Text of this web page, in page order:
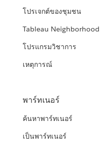
โปรเจกต์ของชุมชน
Tableau Neighborhood
โปรแกรมวิชาการ
เหตุการณ์
พาร์ทเนอร์
ค้นหาพาร์ทเนอร์
เป็นพาร์ทเนอร์